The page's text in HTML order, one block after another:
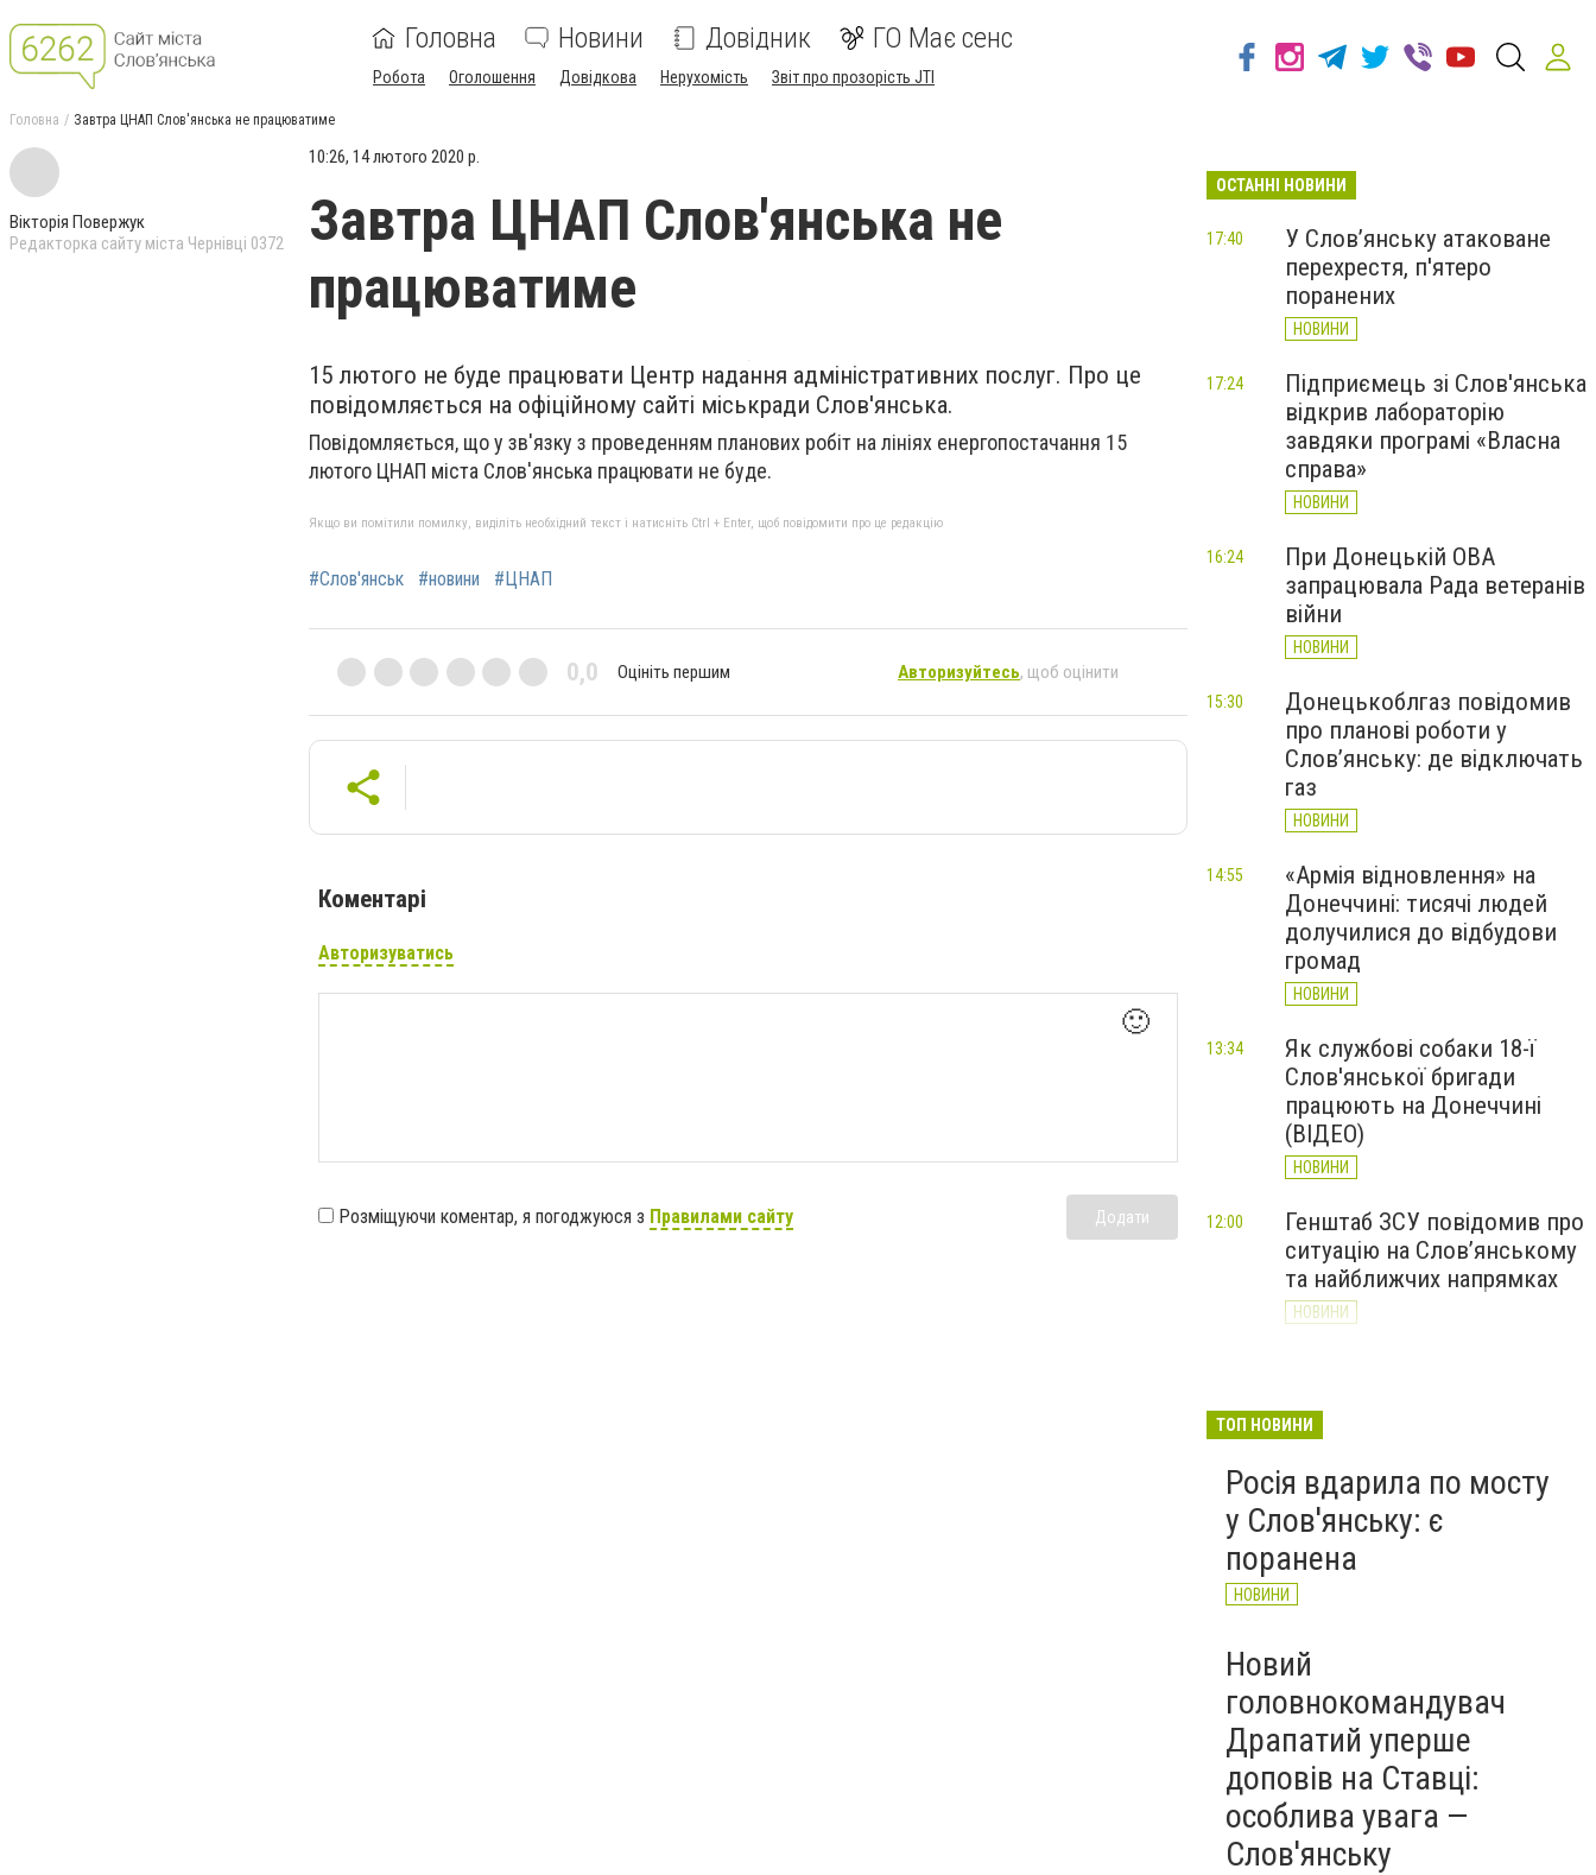
Головна Новини Довідник ГО Має сенс
Робота Оголошення Довідкова Нерухомість Звіт про прозорість JTI
Головна Завтра ЦНАП Слов'янська не працюватиме
Вікторія Повержук
Редакторка сайту міста Чернівці 0372
10:26, 14 лютого 2020 р.
Завтра ЦНАП Слов'янська не
працюватиме
15 лютого не буде працювати Центр надання адміністративних послуг. Про це
повідомляється на офіційному сайті міськради Слов'янська.
Повідомляється, що у зв'язку з проведенням планових робіт на лініях енергопостачання 15
лютого ЦНАП міста Слов'янська працювати не буде.
Якщо ви помітили помилку, виділіть необхідний текст і натисніть Ctrl + Enter, щоб повідомити про це редакцію
#Слов'янськ #новини #ЦНАП
0,0 Оцініть першим Авторизуйтесь, щоб оцінити
Коментарі
Авторизуватись
🙂
Розміщуючи коментар, я погоджуюся з Правилами сайту Додати
ОСТАННІ НОВИНИ
У Слов’янську атаковане
перехрестя, п'ятеро
поранених
НОВИНИ
17:40
Підприємець зі Слов'янська
відкрив лабораторію
завдяки програмі «Власна
справа»
НОВИНИ
17:24
При Донецькій ОВА
запрацювала Рада ветеранів
війни
НОВИНИ
16:24
Донецькоблгаз повідомив
про планові роботи у
Слов’янську: де відключать
газ
НОВИНИ
15:30
«Армія відновлення» на
Донеччині: тисячі людей
долучилися до відбудови
громад
НОВИНИ
14:55
Як службові собаки 18-ї
Слов'янської бригади
працюють на Донеччині
(ВІДЕО)
НОВИНИ
13:34
Генштаб ЗСУ повідомив про
ситуацію на Слов’янському
та найближчих напрямках
НОВИНИ
12:00
великої війни: 7 серпня
ТОП НОВИНИ
Росія вдарила по мосту
у Слов'янську: є
поранена
НОВИНИ
Новий
головнокомандувач
Драпатий уперше
доповів на Ставці:
особлива увага —
Слов'янську